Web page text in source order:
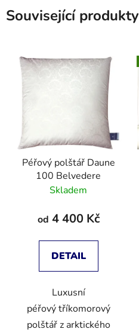
Související produkty
Péřový polštář Daune
100 Belvedere
Skladem
od 4 400 Kč
DETAIL
Luxusní
péřový tříkomorový
polštář z arktického